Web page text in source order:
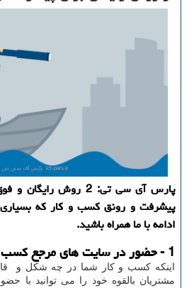
پارس آی سی تی: 2 روش
پیشرفت و رونق كسب و كار كه
ادامه با ما همراه باشید.
1 - حضور در سایت های مرجع کسب و کار
اینکه کسب و کار شما در چه شکل و
مشتریان بالقوه خود را می توانید با